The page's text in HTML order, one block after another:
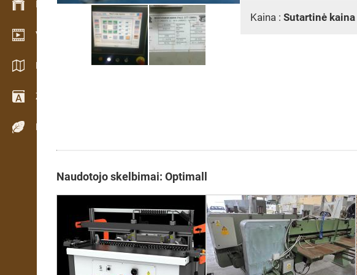
Inventoriaus valdymas
Vaizdo įrašų salė
Katalogai / Brošiūros
Žodynas
Medienos rūšys
Kaina : Sutartinė kaina
Naudotojo skelbimai: Optimall